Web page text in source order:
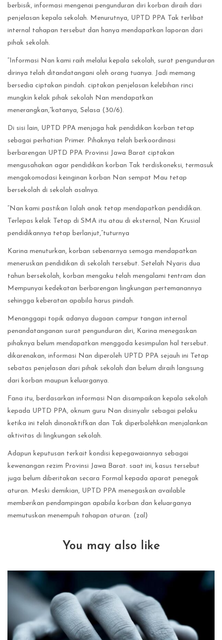
berbisik, informasi mengenai pengunduran diri korban diraih dari
penjelasan kepala sekolah. Menurutnya, UPTD PPA Tak terlibat
internal tahapan tersebut dan hanya mendapatkan laporan dari
pihak sekolah. ‎
“Informasi Nan kami raih melalui kepala sekolah, surat pengunduran
dirinya telah ditandatangani oleh orang tuanya. Jadi memang
bersedia ciptakan pindah. ciptakan penjelasan kelebihan rinci
mungkin kelak pihak sekolah Nan mendapatkan
menerangkan,”katanya, Selasa (30/6).
‎Di sisi lain, UPTD PPA menjaga hak pendidikan korban tetap
sebagai perhatian Primer. Pihaknya telah berkoordinasi
berbarengan UPTD PPA Provinsi Jawa Barat ciptakan
mengusahakan agar pendidikan korban Tak terdiskoneksi, termasuk
mengakomodasi keinginan korban Nan sempat Mau tetap
bersekolah di sekolah asalnya. ‎
“Nan kami pastikan Ialah anak tetap mendapatkan pendidikan.
Terlepas kelak Tetap di SMA itu atau di eksternal, Nan Krusial
pendidikannya tetap berlanjut,”tuturnya
‎Karina menuturkan, korban sebenarnya semoga mendapatkan
meneruskan pendidikan di sekolah tersebut. Setelah Nyaris dua
tahun bersekolah, korban mengaku telah mengalami tentram dan
Mempunyai kedekatan berbarengan lingkungan pertemanannya
sehingga keberatan apabila harus pindah.
‎‎Menanggapi topik adanya dugaan campur tangan internal
penandatanganan surat pengunduran diri, Karina menegaskan
pihaknya belum mendapatkan menggoda kesimpulan hal tersebut.
dikarenakan, informasi Nan diperoleh UPTD PPA sejauh ini Tetap
sebatas penjelasan dari pihak sekolah dan belum diraih langsung
dari korban maupun keluarganya.
‎‎Fana itu, berdasarkan informasi Nan disampaikan kepala sekolah
kepada UPTD PPA, oknum guru Nan disinyalir sebagai pelaku
ketika ini telah dinonaktifkan dan Tak diperbolehkan menjalankan
aktivitas di lingkungan sekolah.
Adapun keputusan terkait kondisi kepegawaiannya sebagai
kewenangan rezim Provinsi Jawa Barat. ‎saat ini, kasus tersebut
juga belum diberitakan secara Formal kepada aparat penegak
aturan. Meski demikian, UPTD PPA menegaskan available
memberikan pendampingan apabila korban dan keluarganya
memutuskan menempuh tahapan aturan. (zal)
You may also like